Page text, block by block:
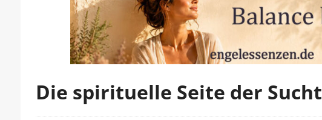
Die spirituelle Seite der Sucht